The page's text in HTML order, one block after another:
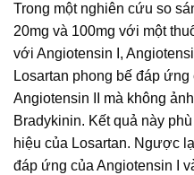
Trong một nghiên cứu so
20mg và 100mg với một
với Angiotensin I,
Losartan phong bế đáp
Angiotensin II mà không
Bradykinin. Kết quả này
hiệu của Losartan. Ngược
đáp ứng của Angiotensin I